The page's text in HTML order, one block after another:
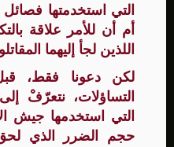
التي استخدمتها
أم أن للأمر علاقة
اللذين لجأ إليهما
لكن دعونا فقط،
التساؤلات، نتعرّفْ
التي استخدمها جيش
حجم الضرر الذي